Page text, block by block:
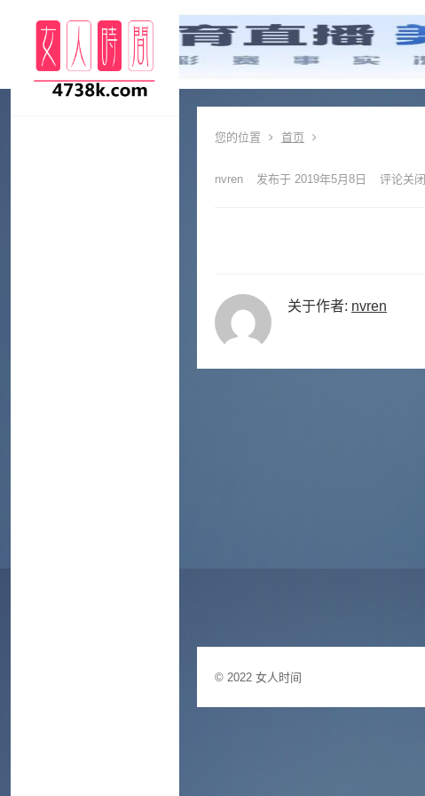
您的位置 首页
nvren 发布于 2019年5月8日 评论关闭
关于作者: nvren
© 2022 女人时间